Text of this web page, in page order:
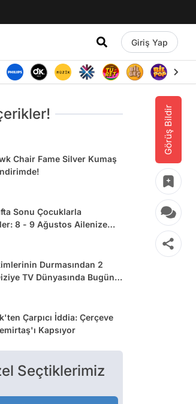
Giriş Yap
Görüş Bildir
Chair Fame Silver Kumaş
Sonu Çocuklarla
8 - 9 Ağustos Ailenize
Durmasından 2
TV Dünyasında Bugün
Çarpıcı İddia: Çerçeve
Kapsıyor
Seçtiklerimiz